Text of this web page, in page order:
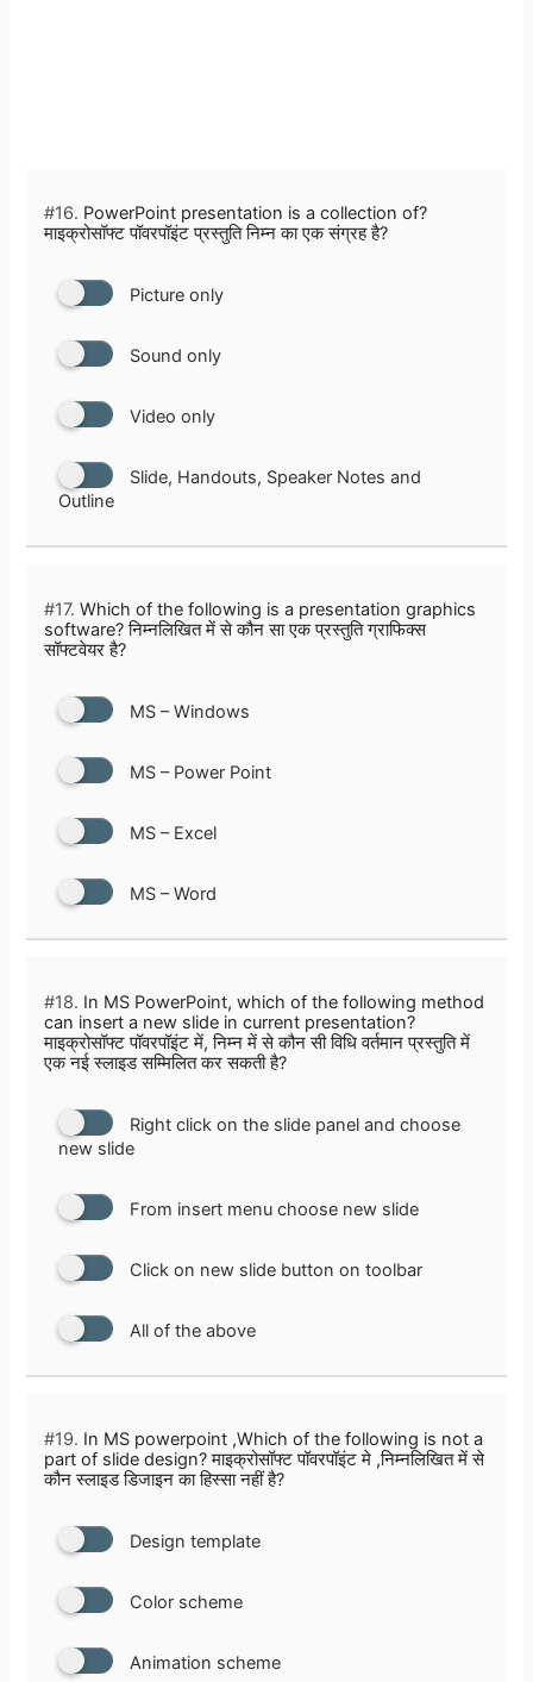
#16. PowerPoint presentation is a collection of?
माइक्रोसॉफ्ट पॉवरपॉइंट प्रस्तुति निम्न का एक संग्रह है?
Picture only
Sound only
Video only
Slide, Handouts, Speaker Notes and
Outline
#17. Which of the following is a presentation graphics
software? निम्नलिखित में से कौन सा एक प्रस्तुति ग्राफिक्स
सॉफ्टवेयर है?
MS – Windows
MS – Power Point
MS – Excel
MS – Word
#18. In MS PowerPoint, which of the following method
can insert a new slide in current presentation?
माइक्रोसॉफ्ट पॉवरपॉइंट में, निम्न में से कौन सी विधि वर्तमान प्रस्तुति में
एक नई स्लाइड सम्मिलित कर सकती है?
Right click on the slide panel and choose
new slide
From insert menu choose new slide
Click on new slide button on toolbar
All of the above
#19. In MS powerpoint ,Which of the following is not a
part of slide design? माइक्रोसॉफ्ट पॉवरपॉइंट मे ,निम्नलिखित में से
कौन स्लाइड डिजाइन का हिस्सा नहीं है?
Design template
Color scheme
Animation scheme